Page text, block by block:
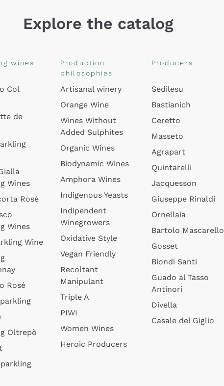
Explore the catalog
wines
Col
de
Wines
Rosé
Wines
Wine
Rosé
Oltrepò
Production
philosophies
Artisanal winery
Orange Wine
Wines Without
Added Sulphites
Organic Wines
Biodynamic Wines
Amphora Wines
Indigenous Yeasts
Indipendent
Winegrowers
Oxidative Style
Vegan Friendly
Recoltant
Manipulant
Triple A
PIWI
Women Wines
Heroic Producers
Producers
Sedilesu
Bastianich
Ceretto
Masseto
Agrapart
Quintarelli
Jacquesson
Giuseppe Rinaldi
Ornellaia
Bartolo Mascarello
Gosset
Biondi Santi
Guado al Tasso
Antinori
Divella
Casale del Giglio